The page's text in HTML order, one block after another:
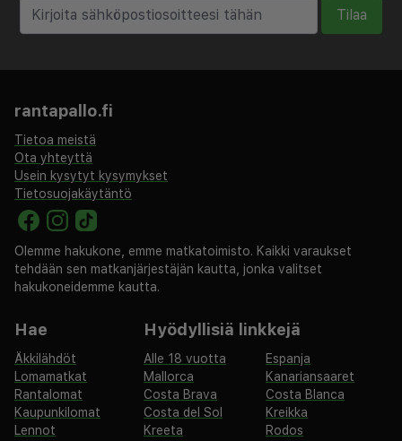
Tilaa
rantapallo.fi
Tietoa meistä
Ota yhteyttä
Usein kysytyt kysymykset
Tietosuojakäytäntö
Olemme hakukone, emme matkatoimisto. Kaikki varaukset
tehdään sen matkanjärjestäjän kautta, jonka valitset
hakukoneidemme kautta.
Hae
Äkkilähdöt
Lomamatkat
Rantalomat
Kaupunkilomat
Lennot
Hyödyllisiä linkkejä
Alle 18 vuotta
Espanja
Mallorca
Kanariansaaret
Costa Brava
Costa Blanca
Costa del Sol
Kreikka
Kreeta
Rodos